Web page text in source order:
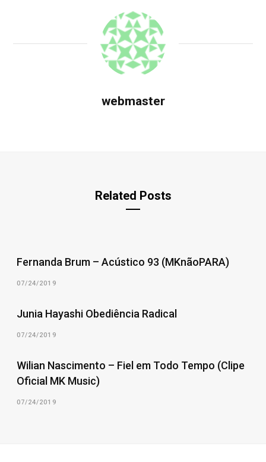
webmaster
Related Posts
Fernanda Brum – Acústico 93 (MKnãoPARA)
07/24/2019
Junia Hayashi Obediência Radical
07/24/2019
Wilian Nascimento – Fiel em Todo Tempo (Clipe
Oficial MK Music)
07/24/2019